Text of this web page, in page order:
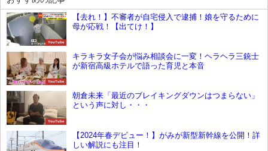
YouTube
【去れ！】不審者が自宅侵入で逮捕！娘を守るために
母が応戦！【出てけ！】
YouTube
キラキラ女子会が悩み相談会に一変！ヘラヘラ三銃士
が新宿高級ホテルで語った育児と本音
YouTube
朝倉未来「最近のブレイキングダウンはつまらない」
という声に対し・・・
【2024年春デビュー！】がみが新型新幹線を公開！詳
しい解説にも注目！